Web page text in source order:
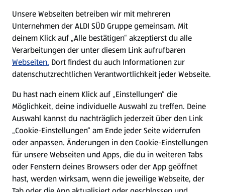
Nachhaltigkeit
Karriere
Presse
Hilfe & Kontakt
(öffnet in einem neuen Tab)
Unternehmen
Folge uns hier:
Unsere Webseiten betreiben wir mit mehreren
Unternehmen der ALDI SÜD Gruppe gemeinsam. Mit
deinem Klick auf „Alle bestätigen“ akzeptierst du alle
Verarbeitungen der unter diesem Link aufrufbaren
Webseiten. Dort findest du auch Informationen zur
datenschutzrechtlichen Verantwortlichkeit jeder Webseite.
Du hast nach einem Klick auf „Einstellungen“ die
Möglichkeit, deine individuelle Auswahl zu treffen. Deine
Auswahl kannst du nachträglich jederzeit über den Link
„Cookie-Einstellungen“ am Ende jeder Seite widerrufen
oder anpassen. Änderungen in den Cookie-Einstellungen
für unsere Webseiten und Apps, die du in weiteren Tabs
oder Fenstern deines Browsers oder der App geöffnet
hast, werden wirksam, wenn die jeweilige Webseite, der